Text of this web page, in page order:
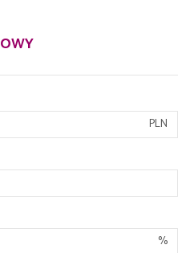
PLN
%